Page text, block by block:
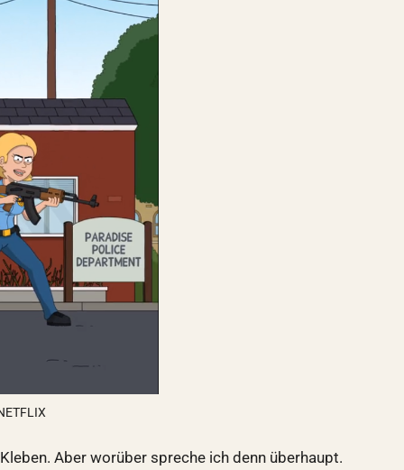
Aber worüber spreche ich denn überhaupt.